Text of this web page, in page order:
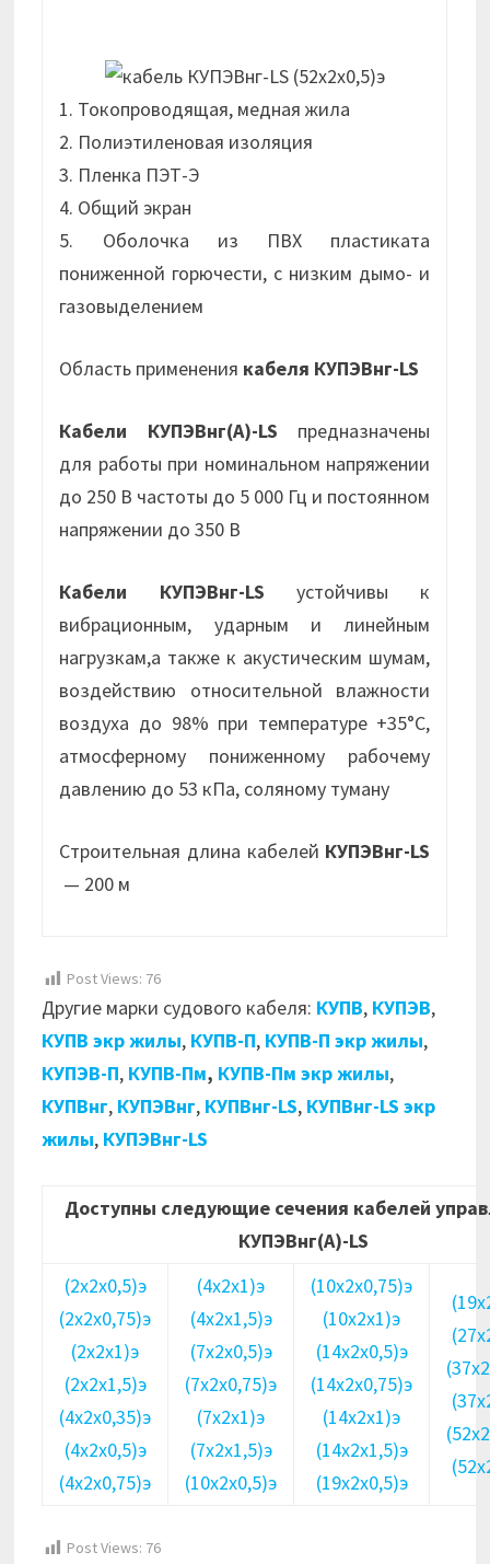
1. Токопроводящая, медная жила
2. Полиэтиленовая изоляция
3. Пленка ПЭТ-Э
4. Общий экран
5. Оболочка из ПВХ пластиката
пониженной горючести, с низким дымо- и
газовыделением
Область применения кабеля КУПЭВнг-LS
Кабели КУПЭВнг(А)-LS предназначены
для работы при номинальном напряжении
до 250 В частоты до 5 000 Гц и постоянном
напряжении до 350 В
Кабели КУПЭВнг-LS устойчивы к
вибрационным, ударным и линейным
нагрузкам,а также к акустическим шумам,
воздействию относительной влажности
воздуха до 98% при температуре +35°С,
атмосферному пониженному рабочему
давлению до 53 кПа, соляному туману
Строительная длина кабелей КУПЭВнг-LS
— 200 м
Post Views: 76
Другие марки судового кабеля: КУПВ, КУПЭВ,
КУПВ экр жилы, КУПВ-П, КУПВ-П экр жилы,
КУПЭВ-П, КУПВ-Пм, КУПВ-Пм экр жилы,
КУПВнг, КУПЭВнг, КУПВнг-LS, КУПВнг-LS экр
жилы, КУПЭВнг-LS
Доступны следующие сечения кабелей
КУПЭВнг(А)-LS
(2х2х0,5)э
(2х2х0,75)э
(2х2х1)э
(2х2х1,5)э
(4х2х0,35)э
(4х2х0,5)э
(4х2х0,75)э
(4х2х1)э
(4х2х1,5)э
(7х2х0,5)э
(7х2х0,75)э
(7х2х1)э
(7х2х1,5)э
(10х2х0,5)э
(10х2х0,75)э
(10х2х1)э
(14х2х0,5)э
(14х2х0,75)э
(14х2х1)э
(14х2х1,5)э
(19х2х0,5)э
Post Views: 76